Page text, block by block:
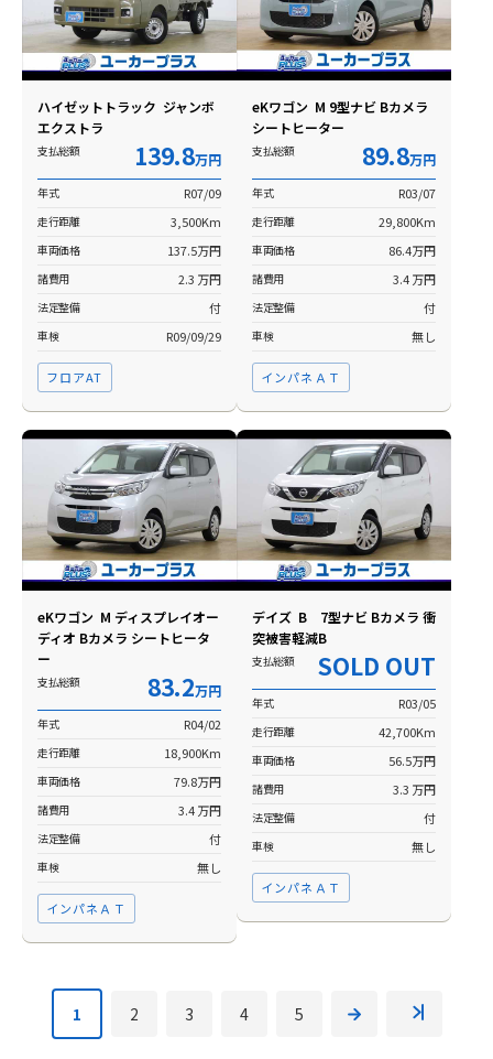
ハイゼットトラック ジャンボ
エクストラ
支払総額 139.8万円
年式 R07/09
走行距離 3,500Km
車両価格 137.5万円
諸費用 2.3 万円
法定整備 付
車検 R09/09/29
フロアAT
eKワゴン M 9型ナビ Bカメラ
シートヒーター
支払総額 89.8万円
年式 R03/07
走行距離 29,800Km
車両価格 86.4万円
諸費用 3.4 万円
法定整備 付
車検 無し
インパネＡＴ
eKワゴン M ディスプレイオー
ディオ Bカメラ シートヒータ
ー
支払総額 83.2万円
年式 R04/02
走行距離 18,900Km
車両価格 79.8万円
諸費用 3.4 万円
法定整備 付
車検 無し
インパネＡＴ
デイズ B 7型ナビ Bカメラ 衝
突被害軽減B
支払総額 SOLD OUT
年式 R03/05
走行距離 42,700Km
車両価格 56.5万円
諸費用 3.3 万円
法定整備 付
車検 無し
インパネＡＴ
1 2 3 4 5